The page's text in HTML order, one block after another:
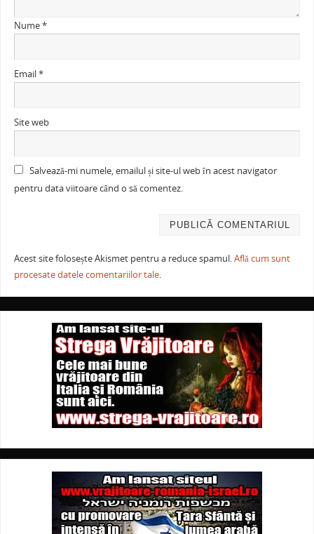
Nume*
Email*
Site web
Salvează-mi numele, emailul și site-ul web în acest navigator
pentru data viitoare când o să comentez.
Acest site folosește Akismet pentru a reduce spamul.Află cum sunt
procesate datele comentariilor tale.